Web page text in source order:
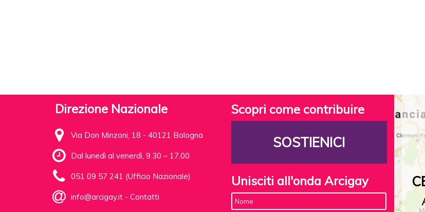
Direzione Nazionale
Via Don Minzoni, 18 - 40121 Bologna
Dal lunedì al venerdì, 9.30 – 17.00
051 09 57 241 (Ufficio Nazionale)
info@arcigay.it - Contatti
Scopri come contribuire
SOSTIENICI
Unisciti all'onda Arcigay